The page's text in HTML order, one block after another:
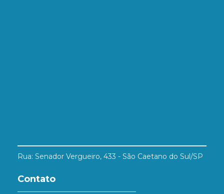
Rua: Senador Vergueiro, 433 - São Caetano do Sul/SP
Contato